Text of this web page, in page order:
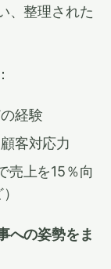
、整理された
経験
客対応力
売上を15％向
への姿勢をま